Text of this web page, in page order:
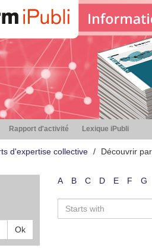
Rapport d'activité Lexique iPubli
d'expertise collective Découvrir
Ok
A B C D E F G